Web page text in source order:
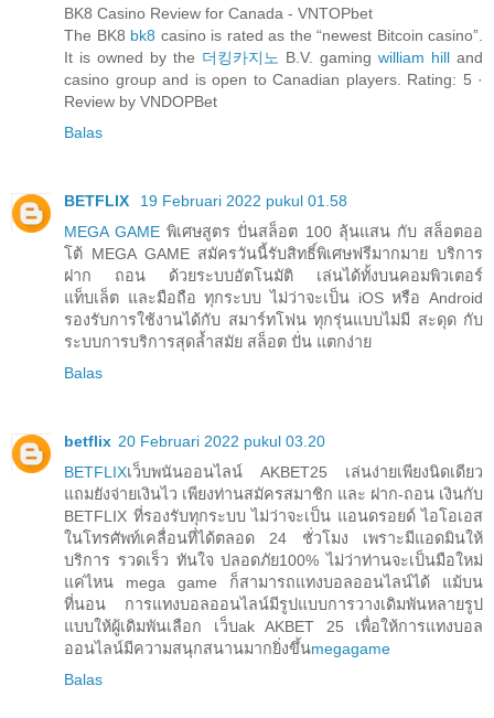
BK8 Casino Review for Canada - VNTOPbet
The BK8 bk8 casino is rated as the “newest Bitcoin casino”.
It is owned by the 더킹카지노 B.V. gaming william hill and
casino group and is open to Canadian players. Rating: 5 ·
‎Review by VNDOPBet
Balas
BETFLIX
19 Februari 2022 pukul 01.58
MEGA GAMEพิเศษสูตร ปั่นสล็อต 100 ลุ้นแสน กับ สล็อตออ
โต้ MEGA GAME สมัครวันนี้รับสิทธิ์พิเศษฟรีมากมาย บริการ
ฝาก ถอน ด้วยระบบอัตโนมัติ เล่นได้ทั้งบนคอมพิวเตอร์
แท็บเล็ต และมือถือ ทุกระบบ ไม่ว่าจะเป็น iOS หรือ Android
รองรับการใช้งานได้กับ สมาร์ทโฟน ทุกรุ่นแบบไม่มี สะดุด กับ
ระบบการบริการสุดล้ำสมัย สล็อต ปั่น แตกง่าย
Balas
betflix 20 Februari 2022 pukul 03.20
BETFLIXเว็บพนันออนไลน์ AKBET25 เล่นง่ายเพียงนิดเดียว
แถมยังจ่ายเงินไว เพียงท่านสมัครสมาชิก และ ฝาก-ถอน เงินกับ
BETFLIX ที่รองรับทุกระบบ ไม่ว่าจะเป็น แอนดรอยด์ ไอโอเอส
ในโทรศัพท์เคลื่อนที่ได้ตลอด 24 ชั่วโมง เพราะมีแอดมินให้
บริการ รวดเร็ว ทันใจ ปลอดภัย100% ไม่ว่าท่านจะเป็นมือใหม่
แค่ไหน mega game ก็สามารถแทงบอลออนไลน์ได้ แม้บน
ที่นอน การแทงบอลออนไลน์มีรูปแบบการวางเดิมพันหลายรูป
แบบให้ผู้เดิมพันเลือก เว็บak AKBET 25 เพื่อให้การแทงบอล
ออนไลน์มีความสนุกสนานมากยิ่งขึ้นmegagame
Balas